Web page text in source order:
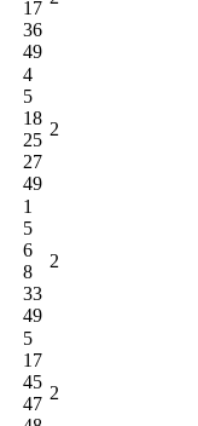
17
36
49
4
5
18
25
27
49
2
1
5
6
8
33
49
2
5
17
45
47
2